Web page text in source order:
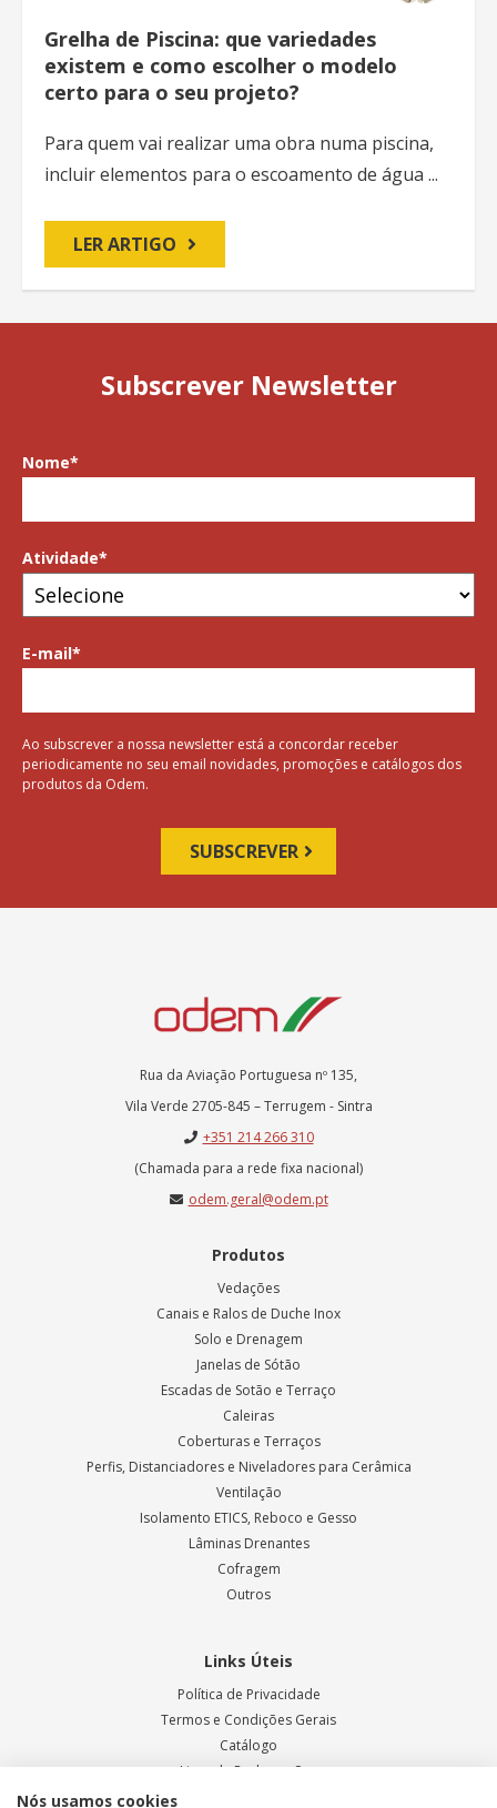
Grelha de Piscina: que variedades
existem e como escolher o modelo
certo para o seu projeto?
Para quem vai realizar uma obra numa piscina,
incluir elementos para o escoamento de água ...
LER ARTIGO
Subscrever Newsletter
Nome*
Atividade*
E-mail*
Ao subscrever a nossa newsletter está a concordar receber
periodicamente no seu email novidades, promoções e catálogos dos
produtos da Odem.
Rua da Aviação Portuguesa nº 135,
Vila Verde 2705-845 – Terrugem - Sintra
+351 214 266 310
(Chamada para a rede fixa nacional)
odem.geral@odem.pt
Produtos
Vedações
Canais e Ralos de Duche Inox
Solo e Drenagem
Janelas de Sótão
Escadas de Sotão e Terraço
Caleiras
Coberturas e Terraços
Perfis, Distanciadores e Niveladores para Cerâmica
Ventilação
Isolamento ETICS, Reboco e Gesso
Lâminas Drenantes
Cofragem
Outros
Links Úteis
Política de Privacidade
Termos e Condições Gerais
Catálogo
Livro de Reclamações
Nós usamos cookies